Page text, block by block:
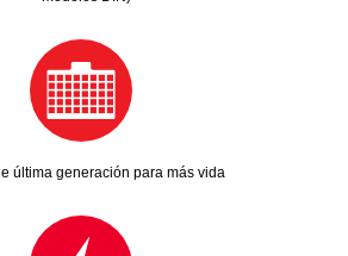
última generación para más vida